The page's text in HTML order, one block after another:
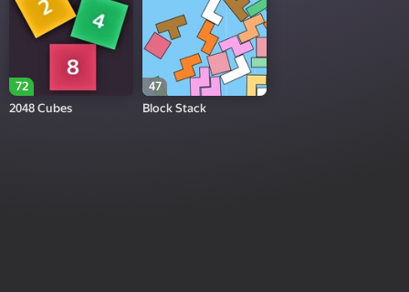
72
2048 Cubes
47
Block Stack